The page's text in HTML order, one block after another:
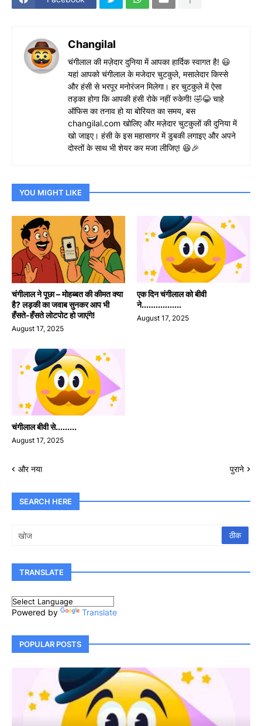
Changilal
चंगीलाल की मज़ेदार दुनिया में आपका हार्दिक स्वागत है! 😃
यहां आपको चंगीलाल के मजेदार चुटकुले, मसालेदार किस्से
और हंसी से भरपूर मनोरंजन मिलेगा। हर चुटकुले में ऐसा
तड़का होगा कि आपकी हंसी रोके नहीं रुकेगी! 🤣😂 चाहे
ऑफिस का तनाव हो या बोरियत का समय, बस
changilal.com खोलिए और मज़ेदार चुटकुलों की दुनिया में
खो जाइए। हंसी के इस महासागर में डुबकी लगाइए और अपने
दोस्तों के साथ भी शेयर कर मजा लीजिए! 😆🎉
YOU MIGHT LIKE
चंगीलाल ने पूछा – मोहब्बत की कीमत क्या
है? लड़की का जवाब सुनकर आप भी
हँसते-हँसते लोटपोट हो जाएंगे!
August 17, 2025
एक दिन चंगीलाल को बीवी
ने.................
August 17, 2025
चंगीलाल बीवी से.........
August 17, 2025
और नया पुराने
SEARCH HERE
TRANSLATE
Powered by Translate
POPULAR POSTS